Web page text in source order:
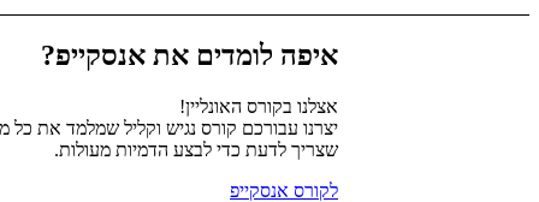
איפה לומדים את אנסקייפ?
אצלנו בקורס האונליין!
יצרנו עבורכם קורס נגיש וקליל שמלמד את כל
שצריך לדעת כדי לבצע הדמיות מעולות.
לקורס אנסקייפ